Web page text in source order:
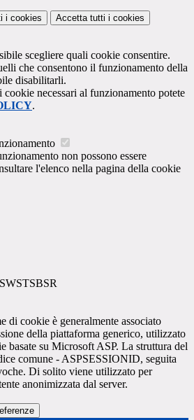
i cookies Accetta tutti i cookies
scegliere quali cookie consentire.
che consentono il funzionamento della
disabilitarli.
cookie necessari al funzionamento potete
.
non possono essere
l'elenco nella pagina della cookie
di cookie è generalmente associato
della piattaforma generico, utilizzato
basate su Microsoft ASP. La struttura del
comune - ASPSESSIONID, seguita
Di solito viene utilizzato per
anonimizzata dal server.